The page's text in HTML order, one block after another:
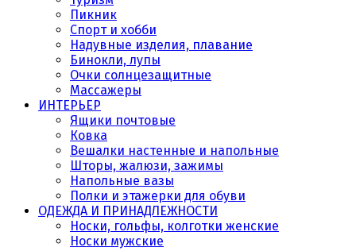
Пикник
Спорт и хобби
Надувные изделия, плавание
Бинокли, лупы
Очки солнцезащитные
Массажеры
ИНТЕРЬЕР
Ящики почтовые
Ковка
Вешалки настенные и напольные
Шторы, жалюзи, зажимы
Напольные вазы
Полки и этажерки для обуви
ОДЕЖДА И ПРИНАДЛЕЖНОСТИ
Носки, гольфы, колготки женские
Носки мужские